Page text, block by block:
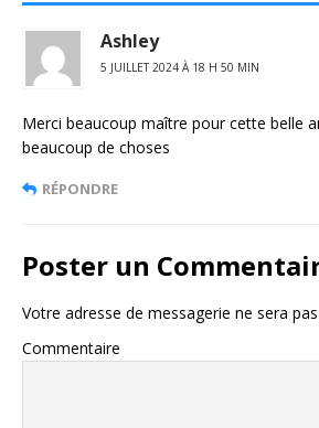
Ashley
5 JUILLET 2024 À 18 H 50 MIN
Merci beaucoup maître pour cette belle
beaucoup de choses
RÉPONDRE
Poster un
Votre adresse de messagerie ne sera
Commentaire